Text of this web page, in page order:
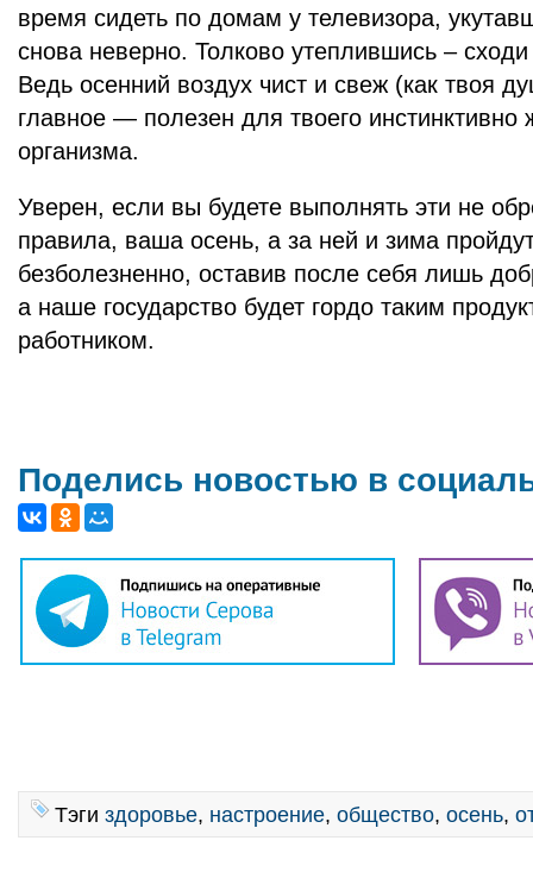
время сидеть по домам у телевизора,
снова неверно. Толково утеплившись –
Ведь осенний воздух чист и свеж (как твоя
главное — полезен для твоего инстинктивно
организма.
Уверен, если вы будете выполнять эти не
правила, ваша осень, а за ней и зима
безболезненно, оставив после себя лишь
а наше государство будет гордо таким
работником.
Поделись новостью в
Тэги здоровье, настроение, общество, осень,